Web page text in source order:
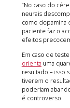
“No caso do
neurais
como dopamina
paciente faz o
efeitos
Em caso de
orienta uma
resultado – isso
tiverem o
poderiam
é controverso.